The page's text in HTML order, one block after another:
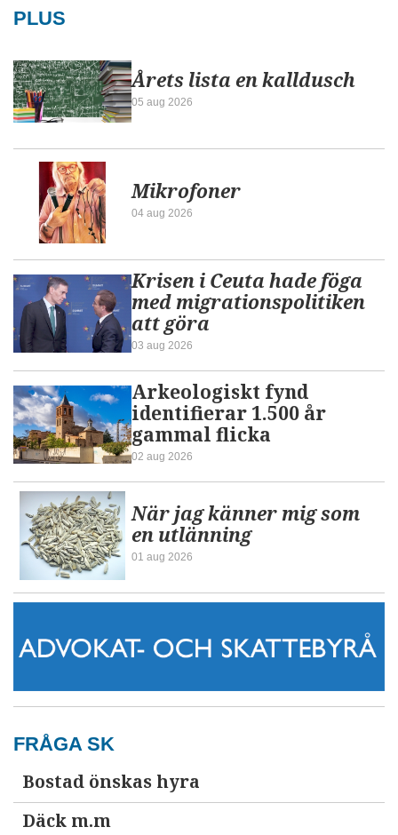
PLUS
Årets lista en kalldusch
05 aug 2026
Mikrofoner
04 aug 2026
Krisen i Ceuta hade föga
med migrationspolitiken
att göra
03 aug 2026
Arkeologiskt fynd
identifierar 1.500 år
gammal flicka
02 aug 2026
När jag känner mig som
en utlänning
01 aug 2026
FRÅGA SK
Bostad önskas hyra
Däck m.m